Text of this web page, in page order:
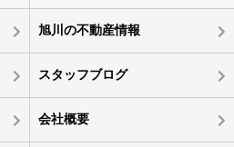
旭川の不動産情報
スタッフブログ
会社概要